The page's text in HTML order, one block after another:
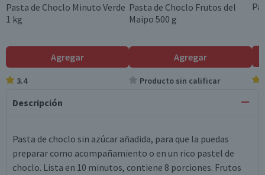
Pasta de Choclo Minuto Verde
1 kg
Agregar
3.4
Pasta de Choclo Frutos del
Maipo 500 g
Agregar
Producto sin calificar
Descripción
Pasta de choclo sin azúcar añadida, para que la puedas
preparar como acompañamiento o en un rico pastel de
choclo. Lista en 10 minutos, contiene 8 porciones. Frutos